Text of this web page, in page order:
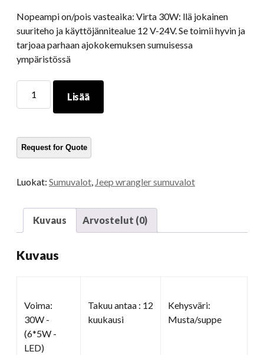
Nopeampi on/pois vasteaika: Virta 30W: llä jokainen
suuriteho ja käyttöjännitealue 12 V-24V. Se toimii hyvin ja
tarjoaa parhaan ajokokemuksen sumuisessa
ympäristössä
Tuuman
projektorin
määrä
Lisää
Luokat: Sumuvalot Jeep wrangler sumuvalot
Kuvaus Arvostelut (0)
Kuvaus
Voima:
30W -
(6*5W -
LED)
Takuu antaa : 12
kuukausi
Kehysväri:
Musta/suppe